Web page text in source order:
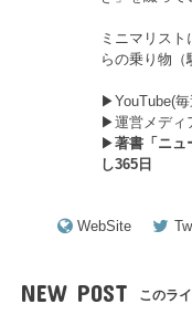
ミニマリス
らの乗り物（
▶︎YouTube(毎
▶︎運営メディ
▶︎著書「ニュ
し365日
WebSite
NEW POST このラ